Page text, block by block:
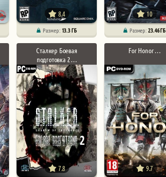
8.4
Размер: 13.3 ГБ
10
Размер:23.46 ГБ
Сталкер Боевая
подготовка 2 …
7.8
For Honor …
9.7